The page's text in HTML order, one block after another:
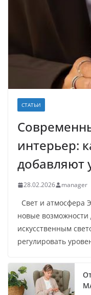
СТАТЬИ
интерьер:
добавляют
28.02.2026 manager
Свет и атмосфера
новые возможности
искусственным
регулировать